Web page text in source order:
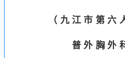
（ 九江市第六
普外胸外